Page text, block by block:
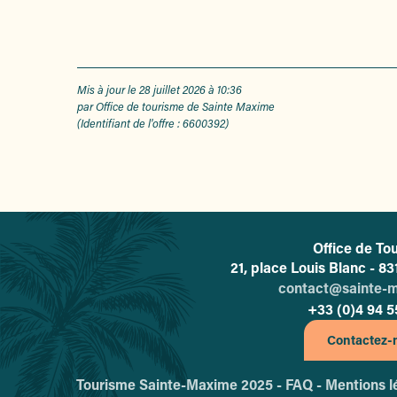
Mis à jour le 28 juillet 2026 à 10:36
par Office de tourisme de Sainte Maxime
(Identifiant de l'offre :6600392)
Office de
21, place Louis Blanc -
contact@sainte-
+33 (0)4 94
Contactez-
Tourisme Sainte-Maxime 2025 - FAQ - Mentions